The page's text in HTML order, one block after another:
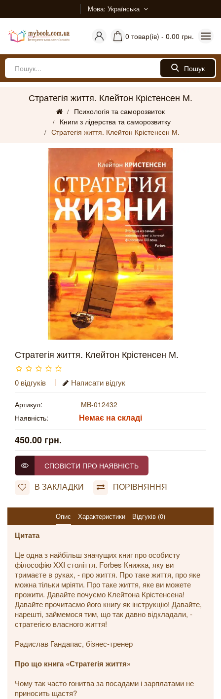
Мова Українська
0 товар(ів) - 0.00 грн.
Пошук
Стратегія життя. Клейтон Крістенсен М.
Психологія та саморозвиток
Книги з лідерства та саморозвитку
Стратегія життя. Клейтон Крістенсен М.
Стратегія життя. Клейтон Крістенсен М.
0 відгуків Написати відгук
Артикул:
MB-012432
Наявність:
Немає на складі
450.00 грн.
СПОВІСТИ ПРО НАЯВНІСТЬ
В ЗАКЛАДКИ ПОРІВНЯННЯ
Опис Характеристики Відгуків (0)
Цитата
Це одна з найбільш значущих книг про особисту
філософію XXI століття. Forbes Книжка, яку ви
тримаєте в руках, - про життя. Про таке життя, про яке
можна тільки мріяти. Про таке життя, яке ви можете
прожити. Давайте почуємо Клейтона Крістенсена!
Давайте прочитаємо його книгу як інструкцію! Давайте,
нарешті, займемося тим, що так давно відкладали, -
стратегією власного життя!
Радислав Гандапас, бізнес-тренер
Про що книга «Стратегія життя»
Чому так часто гонитва за посадами і зарплатами не
приносить щастя?